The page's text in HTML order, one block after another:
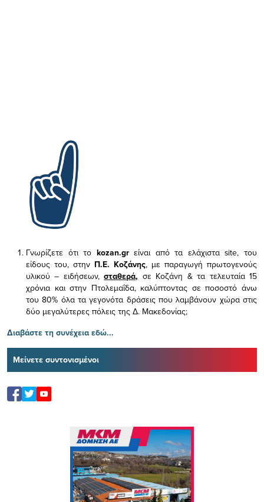
Γνωρίζετε ότι το kozan.gr είναι από τα ελάχισταsite, του
είδους του, στην Π.Ε. Κοζάνης, με παραγωγή πρωτογενούς
υλικού – ειδήσεων,σταθερά, σε Κοζάνη & τα τελευταία 15
χρόνια και στην Πτολεμαΐδα, καλύπτοντας σε ποσοστό άνω
του 80% όλα τα γεγονότα δράσεις που λαμβάνουν χώρα στις
δύο μεγαλύτερες πόλεις της Δ. Μακεδονίας;
Διαβάστε τη συνέχεια εδώ...
Μείνετε συντονισμένοι